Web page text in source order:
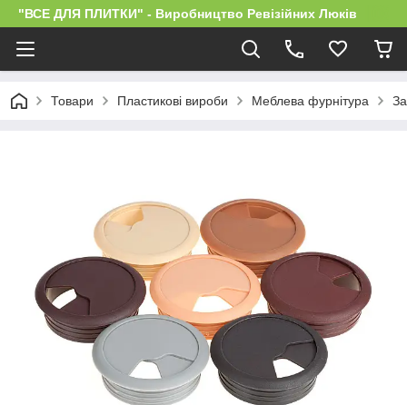
"ВСЕ ДЛЯ ПЛИТКИ" - Виробництво Ревізійних Люків
Товари Пластикові вироби Меблева фурнітура